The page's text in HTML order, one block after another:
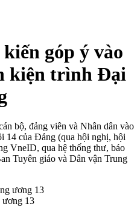
góp ý vào
kiện trình Đại
bộ, đảng viên và Nhân dân vào
14 của Đảng (qua hội nghị, hội
VneID, qua hệ thống thư, báo
Tuyên giáo và Dân vận Trung
ương 13